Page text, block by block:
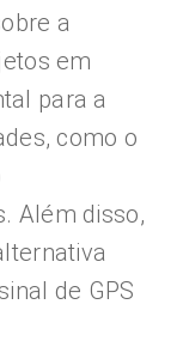
a
em
para a
como o
Além disso,
de GPS